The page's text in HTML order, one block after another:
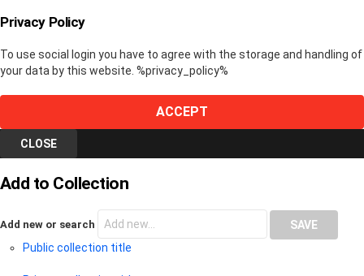
Privacy Policy
To use social login you have to agree with the storage and handling of
your data by this website. %privacy_policy%
ACCEPT
CLOSE
Add to Collection
Add new or search
Public collection title